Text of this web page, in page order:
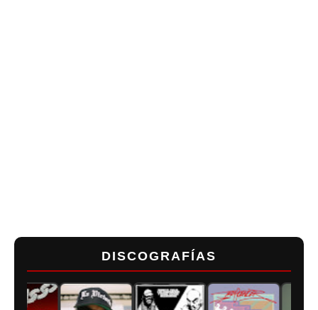
DISCOGRAFÍAS